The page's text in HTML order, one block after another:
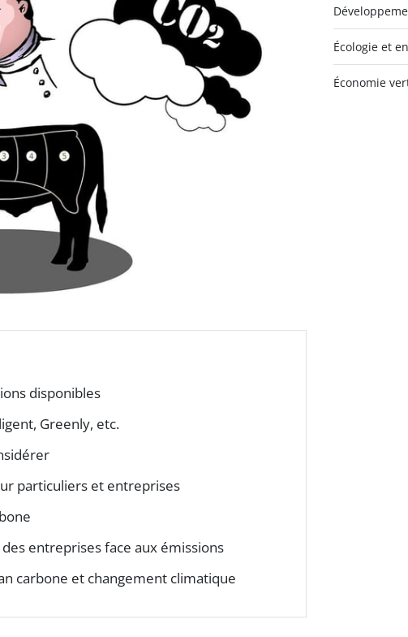
disponibles
Greenly, etc.
particuliers et entreprises
entreprises face aux émissions
carbone et changement climatique
Écologie et
Économie